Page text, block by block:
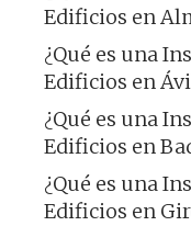
Edificios en
¿Qué es una
Edificios en
¿Qué es una
Edificios en
¿Qué es una
Edificios en